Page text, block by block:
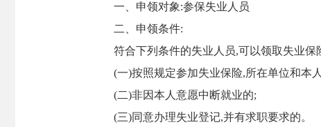
一、申领对象:参保失业人员
二、申领条件:
符合下列条件的失业人员,可以领取失业保
(一)按照规定参加失业保险,所在单位和本
(二)非因本人意愿中断就业的;
(三)同意办理失业登记,并有求职要求的。